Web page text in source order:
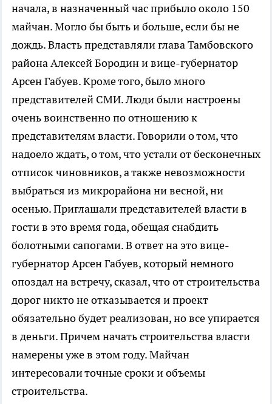
начала, в назначенный час прибыло около 150
майчан. Могло бы быть и больше, если бы не
дождь. Власть представляли глава Тамбовского
района Алексей Бородин и вице-губернатор
Арсен Габуев. Кроме того, было много
представителей СМИ. Люди были настроены
очень воинственно по отношению к
представителям власти. Говорили о том, что
надоело ждать, о том, что устали от бесконечных
отписок чиновников, а также невозможности
выбраться из микрорайона ни весной, ни
осенью. Приглашали представителей власти в
гости в это время года, обещая снабдить
болотными сапогами. В ответ на это вице-
губернатор Арсен Габуев, который немного
опоздал на встречу, сказал, что от строительства
дорог никто не отказывается и проект
обязательно будет реализован, но все упирается
в деньги. Причем начать строительства власти
намерены уже в этом году. Майчан
интересовали точные сроки и объемы
строительства.